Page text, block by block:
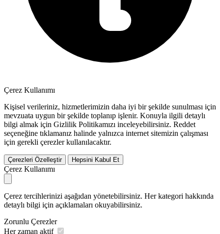
Çerez Kullanımı
Kişisel verileriniz, hizmetlerimizin daha iyi bir şekilde sunulması için
mevzuata uygun bir şekilde toplanıp işlenir. Konuyla ilgili detaylı
bilgi almak için Gizlilik Politikamızı inceleyebilirsiniz. Reddet
seçeneğine tıklamanız halinde yalnızca internet sitemizin çalışması
için gerekli çerezler kullanılacaktır.
Çerezleri Özelleştir Hepsini Kabul Et
Çerez Kullanımı
Çerez tercihlerinizi aşağıdan yönetebilirsiniz. Her kategori hakkında
detaylı bilgi için açıklamaları okuyabilirsiniz.
Zorunlu Çerezler
Her zaman aktif